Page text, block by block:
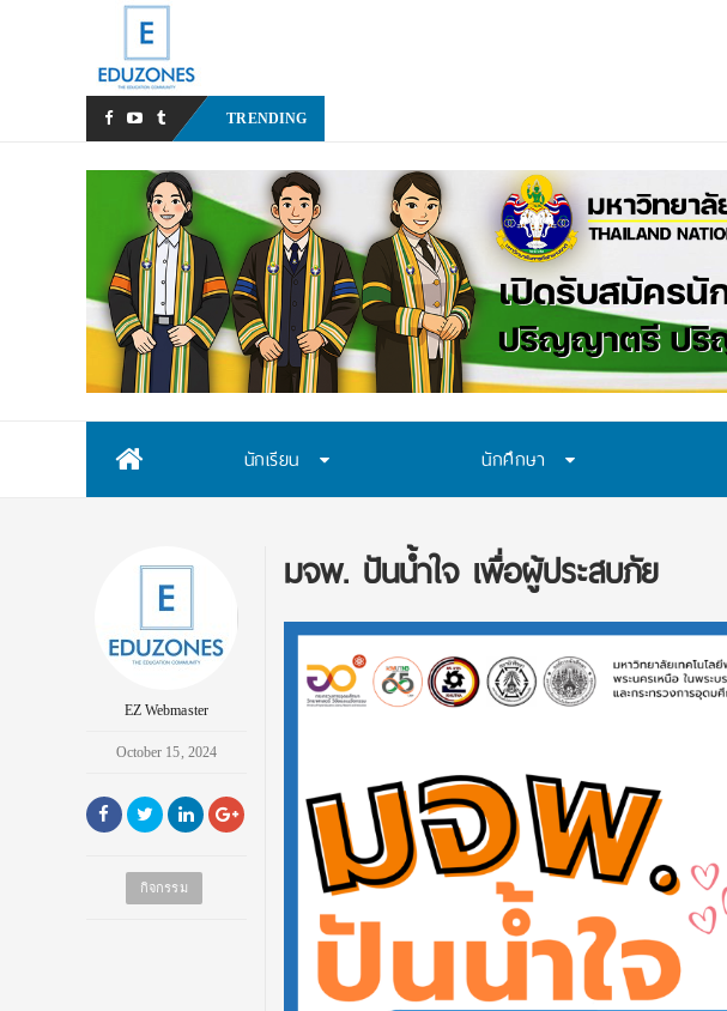
TRENDING
นักเรียน นักศึกษา
EZ Webmaster
October 15, 2024
กิจกรรม
มจพ. ปันน้ำใจ เพื่อผู้ประสบภัย